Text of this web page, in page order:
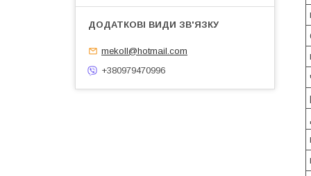
mekoll@hotmail.com
+380979470996